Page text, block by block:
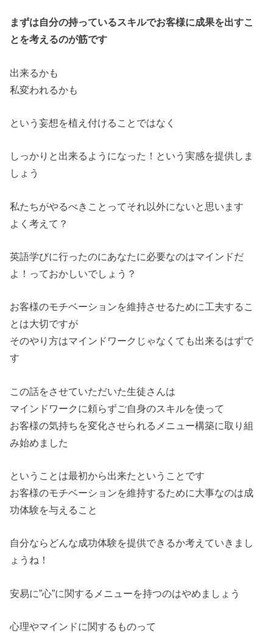
まずは自分の持っているスキルでお客様に成果を出すこ
とを考えるのが筋です
出来るかも
私変われるかも
という妄想を植え付けることではなく
しっかりと出来るようになった！という実感を提供しま
しょう
私たちがやるべきことってそれ以外にないと思います
よく考えて？
英語学びに行ったのにあなたに必要なのはマインドだ
よ！っておかしいでしょう？
お客様のモチベーションを維持させるために工夫するこ
とは大切ですが
そのやり方はマインドワークじゃなくても出来るはずで
す
この話をさせていただいた生徒さんは
マインドワークに頼らずご自身のスキルを使って
お客様の気持ちを変化させられるメニュー構築に取り組
み始めました
ということは最初から出来たということです
お客様のモチベーションを維持するために大事なのは成
功体験を与えること
自分ならどんな成功体験を提供できるか考えていきまし
ょうね！
安易に”心”に関するメニューを持つのはやめましょう
心理やマインドに関するものって